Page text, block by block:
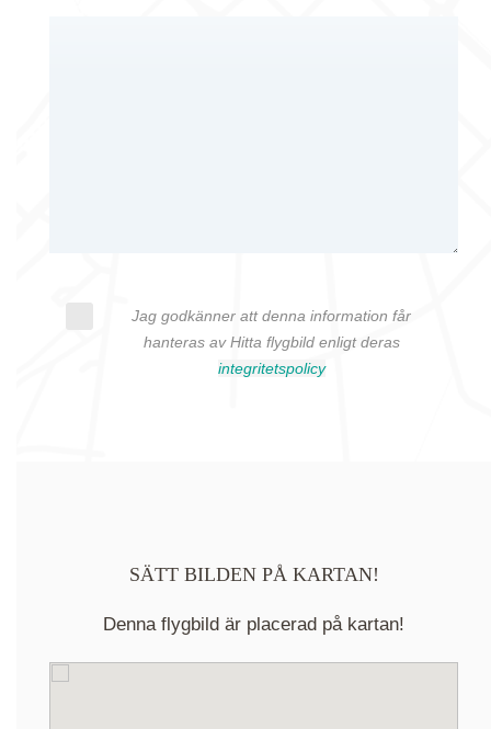
Jag godkänner att denna information får
hanteras av Hitta flygbild enligt deras
integritetspolicy
SÄTT BILDEN PÅ KARTAN!
Denna flygbild är placerad på kartan!